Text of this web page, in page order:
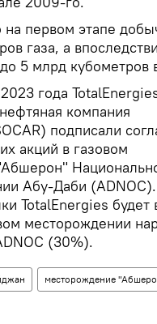
на первом этапе
газа, а
5 млрд кубометров
года
компания
подписали
акций в газовом
Абу-Даби
TotalEnergies будет
месторождении
(30%).
месторождение